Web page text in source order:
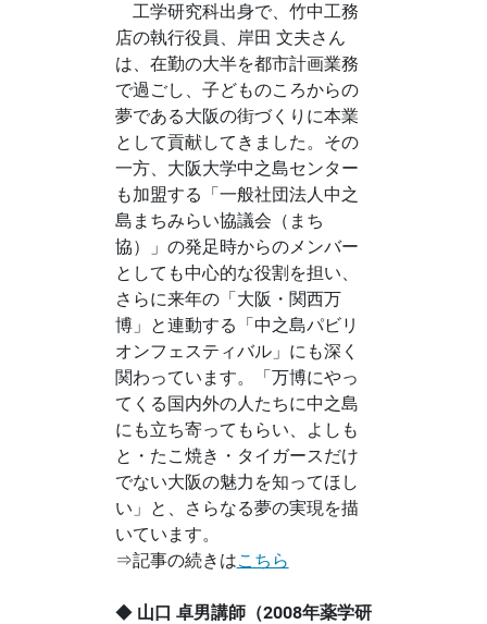
工学研究科出身で、竹中工務
店の執行役員、岸田 文夫さん
は、在勤の大半を都市計画業務
で過ごし、子どものころからの
夢である大阪の街づくりに本業
として貢献してきました。その
一方、大阪大学中之島センター
も加盟する「一般社団法人中之
島まちみらい協議会（まち
協）」の発足時からのメンバー
としても中心的な役割を担い、
さらに来年の「大阪・関西万
博」と連動する「中之島パビリ
オンフェスティバル」にも深く
関わっています。「万博にやっ
てくる国内外の人たちに中之島
にも立ち寄ってもらい、よしも
と・たこ焼き・タイガースだけ
でない大阪の魅力を知ってほし
い」と、さらなる夢の実現を描
いています。
⇒記事の続きはこちら
◆ 山口 卓男講師（2008年薬学研